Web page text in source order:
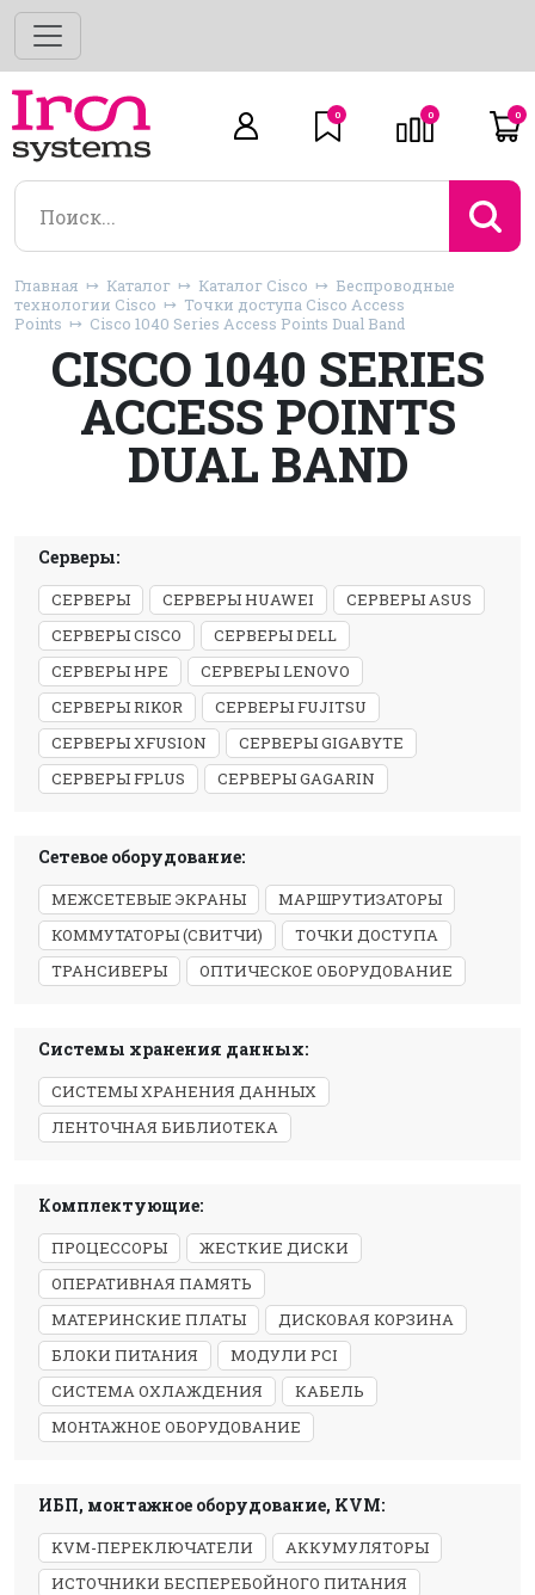
0 0 0
Главная Каталог Каталог Cisco
Беспроводные
технологии Cisco
Точки доступа Cisco Access
Points
Cisco 1040 Series Access Points Dual Band
CISCO 1040 SERIES
ACCESS POINTS
DUAL BAND
Серверы:
СЕРВЕРЫ СЕРВЕРЫ HUAWEI
СЕРВЕРЫ ASUS
СЕРВЕРЫ CISCO
СЕРВЕРЫ DELL
СЕРВЕРЫ HPE
СЕРВЕРЫ LENOVO
СЕРВЕРЫ RIKOR
СЕРВЕРЫ FUJITSU
СЕРВЕРЫ XFUSION
СЕРВЕРЫ GIGABYTE
СЕРВЕРЫ FPLUS
СЕРВЕРЫ GAGARIN
Сетевое оборудование:
МЕЖСЕТЕВЫЕ ЭКРАНЫ
МАРШРУТИЗАТОРЫ
КОММУТАТОРЫ (СВИТЧИ)
ТОЧКИ ДОСТУПА
ТРАНСИВЕРЫ
ОПТИЧЕСКОЕ ОБОРУДОВАНИЕ
Системы хранения данных:
СИСТЕМЫ ХРАНЕНИЯ ДАННЫХ
ЛЕНТОЧНАЯ БИБЛИОТЕКА
Комплектующие:
ПРОЦЕССОРЫ
ЖЕСТКИЕ ДИСКИ
ОПЕРАТИВНАЯ ПАМЯТЬ
МАТЕРИНСКИЕ ПЛАТЫ
ДИСКОВАЯ КОРЗИНА
БЛОКИ ПИТАНИЯ
МОДУЛИ PCI
СИСТЕМА ОХЛАЖДЕНИЯ
КАБЕЛЬ
МОНТАЖНОЕ ОБОРУДОВАНИЕ
ИБП, монтажное оборудование, KVM:
KVM-ПЕРЕКЛЮЧАТЕЛИ
АККУМУЛЯТОРЫ
ИСТОЧНИКИ БЕСПЕРЕБОЙНОГО ПИТАНИЯ